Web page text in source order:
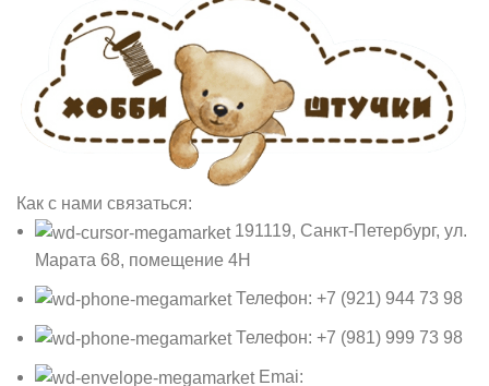
Как с нами связаться:
191119, Санкт-Петербург, ул.
Марата 68, помещение 4Н
Телефон: +7 (921) 944 73 98
Телефон: +7 (981) 999 73 98
Emai: